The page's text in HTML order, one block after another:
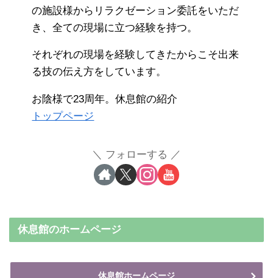
の施設様からリラクゼーション委託をいただ
き、全ての現場に立つ経験を持つ。
それぞれの現場を経験してきたからこそ出来
る技の伝え方をしています。
お陰様で23周年。休息館の紹介
トップページ
フォローする
休息館のホームページ
休息館ホームページ